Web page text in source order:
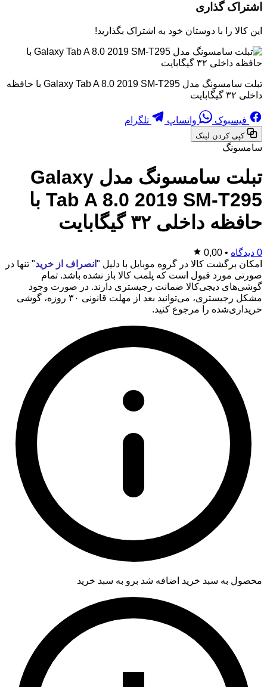
اشتراک گذاری
این کالا را با دوستان خود به اشتراک بگذارید!
تبلت سامسونگ مدل Galaxy Tab A 8.0 2019 SM-T295 با حافظه
داخلی ۳۲ گیگابایت
فیسبوک واتساپ تلگرام
کپی کردن لینک
سامسونگ
تبلت سامسونگ مدل Galaxy
Tab A 8.0 2019 SM-T295 با
حافظه داخلی ۳۲ گیگابایت
0 دیدگاه •
0,00
امکان برگشت کالا در گروه موبایل با دلیل " انصراف از خرید" تنها در
صورتی مورد قبول است که پلمب کالا باز نشده باشد. تمام
گوشی‌های دیجی‌کالا ضمانت رجیستری دارند. در صورت وجود
مشکل رجیستری، می‌توانید بعد از مهلت قانونی ۳۰ روزه، گوشی
خریداری‌شده را مرجوع کنید.
محصول به سبد خرید اضافه شد برو به سبد خرید